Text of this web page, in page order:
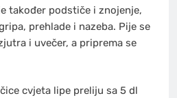
također podstiče i znojenje,
prehlade i nazeba. Pije se
i uvečer, a priprema se
cvjeta lipe preliju sa 5 dl